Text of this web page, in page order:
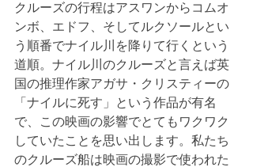
クルーズの行程はアスワンからコムオ
ンボ、エドフ、そしてルクソールとい
う順番でナイル川を降りて行くという
道順。ナイル川のクルーズと言えば英
国の推理作家アガサ・クリスティーの
「ナイルに死す」という作品が有名
で、この映画の影響でとてもワクワク
していたことを思い出します。私たち
のクルーズ船は映画の撮影で使われた